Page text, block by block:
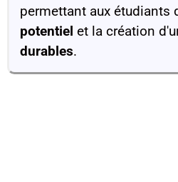
permettant aux étudiants
potentiel et la création
durables.